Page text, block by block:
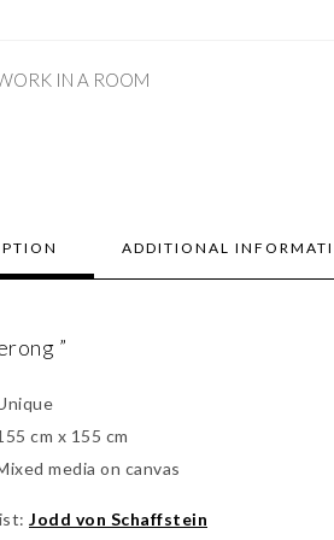
IN A ROOM
ADDITIONAL
”
cm x 155 cm
media on canvas
Jodd von Schaffstein